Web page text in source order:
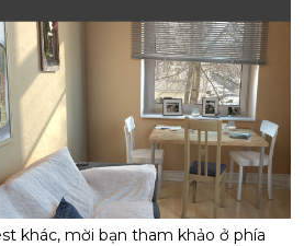
khác, mời bạn tham khảo ở phía